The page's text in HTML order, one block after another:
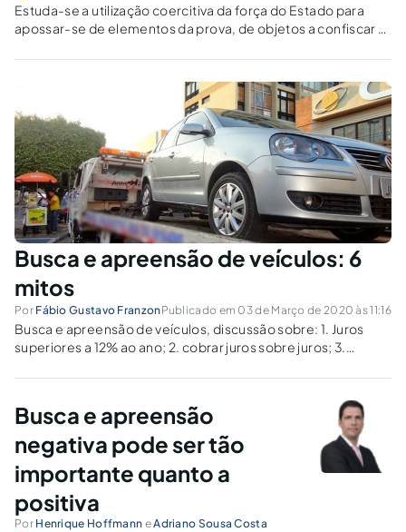
Estuda-se a utilização coercitiva da força do Estado para
apossar-se de elementos da prova, de objetos a confiscar e
Busca e apreensão de veículos: 6
mitos
Por Fábio Gustavo FranzonPublicado em 03 de Março de 2020 às 11:16
Busca e apreensão de veículos, discussão sobre: 1. Juros
superiores a 12% ao ano; 2. cobrar juros sobre juros; 3.
depois de três parcelas em atraso; 5 notificação pessoal; 6
Busca e apreensão
negativa pode ser tão
importante quanto a
positiva
Por Henrique Hoffmann eAdriano Sousa Costa